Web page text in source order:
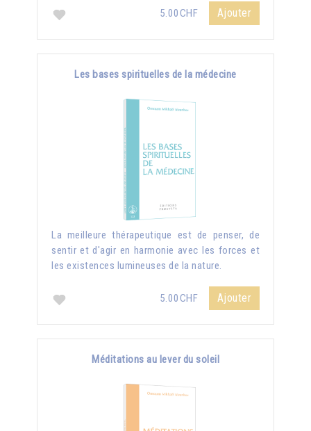
5.00CHF
Ajouter
Les bases spirituelles de la médecine
La meilleure thérapeutique est de penser, de
sentir et d'agir en harmonie avec les forces et
les existences lumineuses de la nature.
5.00CHF Ajouter
Méditations au lever du soleil